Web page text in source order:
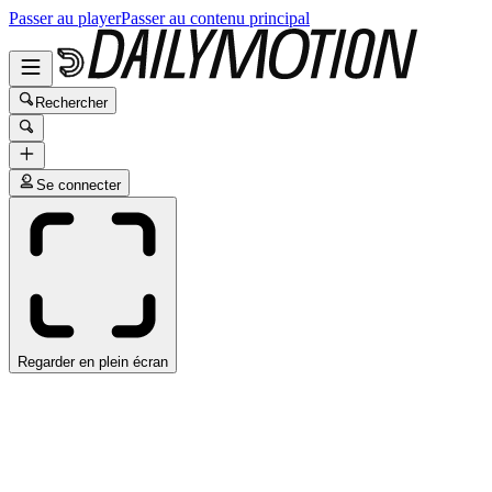
Passer au playerPasser au contenu principal
Rechercher
Se connecter
Regarder en plein écran